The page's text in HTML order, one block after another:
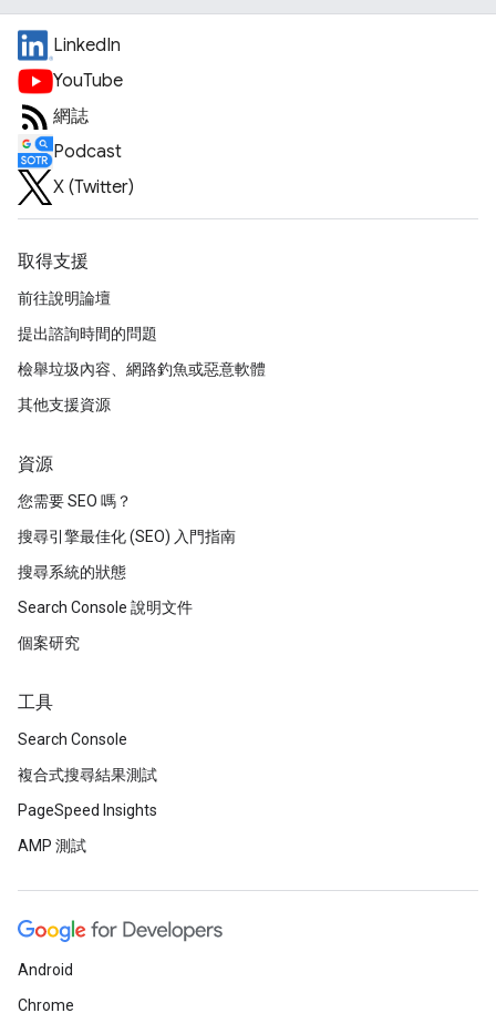
LinkedIn
YouTube
網誌
Podcast
X (Twitter)
取得支援
前往說明論壇
提出諮詢時間的問題
檢舉垃圾內容、網路釣魚或惡意軟體
其他支援資源
資源
您需要 SEO 嗎？
搜尋引擎最佳化 (SEO) 入門指南
搜尋系統的狀態
Search Console 說明文件
個案研究
工具
Search Console
複合式搜尋結果測試
PageSpeed Insights
AMP 測試
Android
Chrome